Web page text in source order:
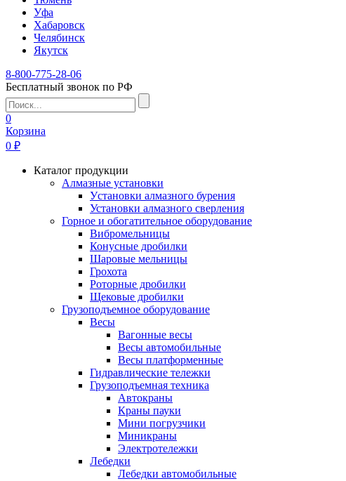
Уфа
Хабаровск
Челябинск
Якутск
8-800-775-28-06
Бесплатный звонок по РФ
0
Корзина
0 ₽
Каталог продукции
Алмазные установки
Уcтановки алмазного бурения
Установки алмазного сверления
Горное и обогатительное оборудование
Вибромельницы
Конусные дробилки
Шаровые мельницы
Грохота
Роторные дробилки
Щековые дробилки
Грузоподъемное оборудование
Весы
Вагонные весы
Весы автомобильные
Весы платформенные
Гидравлические тележки
Грузоподъемная техника
Автокраны
Краны пауки
Мини погрузчики
Миникраны
Электротележки
Лебедки
Лебедки автомобильные